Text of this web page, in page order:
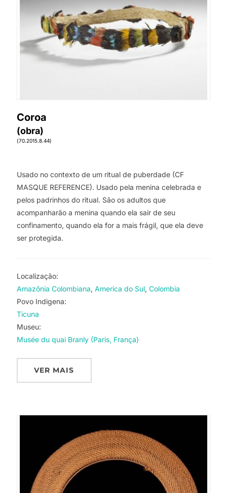
Coroa
(obra)
(70.2015.8.44)
Usado no contexto de um ritual de puberdade (CF
MASQUE REFERENCE). Usado pela menina celebrada e
pelos padrinhos do ritual. São os adultos que
acompanharão a menina quando ela sair de seu
confinamento, quando ela for a mais frágil, que ela deve
ser protegida.
Localização:
Amazônia Colombiana America do Sul Colombia
Povo Indigena:
Ticuna
Museu:
Musée du quai Branly (Paris, França)
VER MAIS